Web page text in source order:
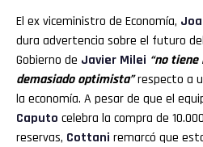
El ex viceministro de Economía,
dura advertencia sobre el futuro
Gobierno de Javier Milei “no
demasiado optimista”respecto a
la economía. A pesar de que el
Caputo celebra la compra de
reservas, Cottani remarcó que